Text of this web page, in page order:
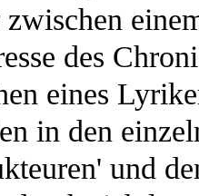
des
eines
in den
und